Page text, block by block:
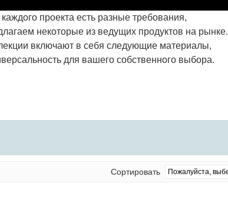
проекта есть разные требования,
некоторые из ведущих продуктов на рынке.
включают в себя следующие материалы,
для вашего собственного выбора.
Сортировать